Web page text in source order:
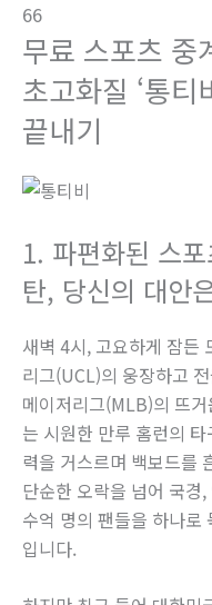
66
무료 스포츠 중
초고화질 ‘통
끝내기
1. 파편화된 스
탄, 당신의 대안
새벽 4시, 고요하게 잠든
리그(UCL)의 웅장하고
메이저리그(MLB)의 뜨
는 시원한 만루 홈런의
력을 거스르며 백보드를
단순한 오락을 넘어 국경
수억 명의 팬들을 하나로
입니다.